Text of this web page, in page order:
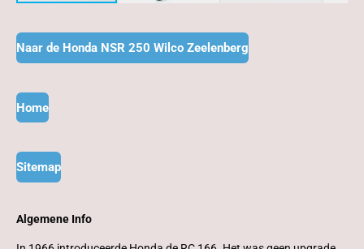
Naar de Honda NSR 250 Wilco Zeelenberg
Home
Sitemap
Algemene Info